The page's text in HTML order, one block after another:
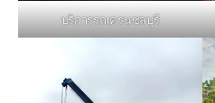
บริการรถเครนชลบุรี